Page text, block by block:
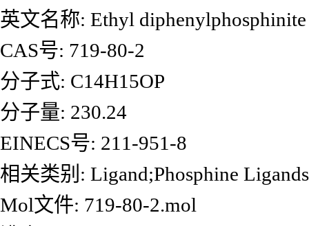
英文名称: Ethyl diphenylphosphinite
CAS号: 719-80-2
分子式: C14H15OP
分子量: 230.24
EINECS号: 211-951-8
相关类别: Ligand;Phosphine
Mol文件: 719-80-2.mol